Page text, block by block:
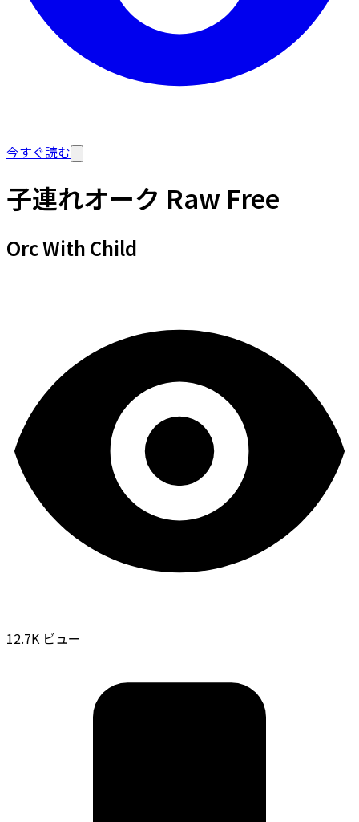
今すぐ読む
子連れオーク Raw Free
Orc With Child
12.7K ビュー